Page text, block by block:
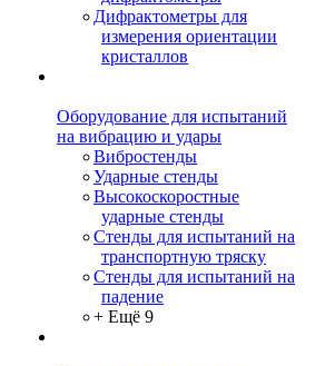
Дифрактометры для
измерения ориентации
кристаллов
Оборудование для испытаний
на вибрацию и удары
Вибростенды
Ударные стенды
Высокоскоростные
ударные стенды
Стенды для испытаний на
транспортную тряску
Стенды для испытаний на
падение
+ Ещё 9